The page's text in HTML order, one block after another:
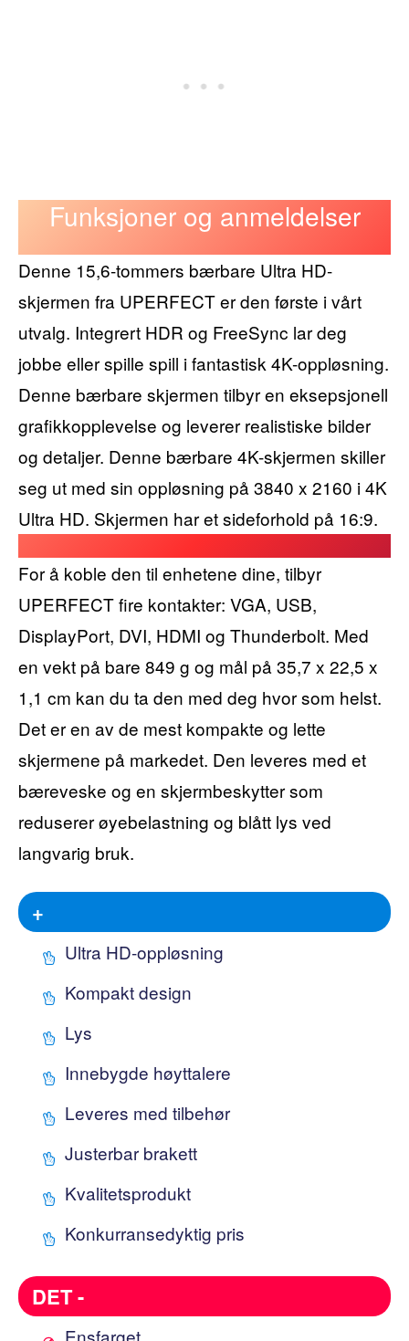
Funksjoner og anmeldelser
Denne 15,6-tommers bærbare Ultra HD-
skjermen fra UPERFECT er den første i vårt
utvalg. Integrert HDR og FreeSync lar deg
jobbe eller spille spill i fantastisk 4K-oppløsning.
Denne bærbare skjermen tilbyr en eksepsjonell
grafikkopplevelse og leverer realistiske bilder
og detaljer. Denne bærbare 4K-skjermen skiller
seg ut med sin oppløsning på 3840 x 2160 i 4K
Ultra HD. Skjermen har et sideforhold på 16:9.
For å koble den til enhetene dine, tilbyr
UPERFECT fire kontakter: VGA, USB,
DisplayPort, DVI, HDMI og Thunderbolt. Med
en vekt på bare 849 g og mål på 35,7 x 22,5 x
1,1 cm kan du ta den med deg hvor som helst.
Det er en av de mest kompakte og lette
skjermene på markedet. Den leveres med et
bæreveske og en skjermbeskytter som
reduserer øyebelastning og blått lys ved
langvarig bruk.
+
Ultra HD-oppløsning
Kompakt design
Lys
Innebygde høyttalere
Leveres med tilbehør
Justerbar brakett
Kvalitetsprodukt
Konkurransedyktig pris
DET -
Ensfarget